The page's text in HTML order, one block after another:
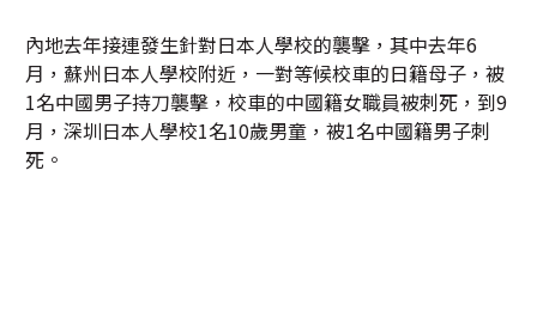
內地去年接連發生針對日本人學校的襲擊，其中去年6
月，蘇州日本人學校附近，一對等候校車的日籍母子，被
1名中國男子持刀襲擊，校車的中國籍女職員被刺死，到9
月，深圳日本人學校1名10歲男童，被1名中國籍男子刺
死。